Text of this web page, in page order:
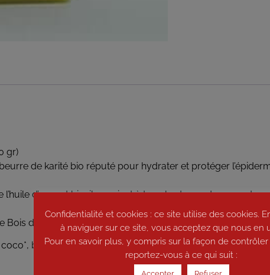
gr)
de karité bio réputé pour hydrater et protéger
l’huile d’avocat bio, il convient à tous les types de peau et
Bois de HO* et de Palmarosa * qui lui procurent un parfum
beurre de karité*, huile de colza*, eau, glycérine***,
Confidentialité et cookies : ce site utilise des cookies.
à naviguer sur ce site, vous acceptez que nous en
Pour en savoir plus, y compris sur la façon de
reportez-vous à ce qui suit :